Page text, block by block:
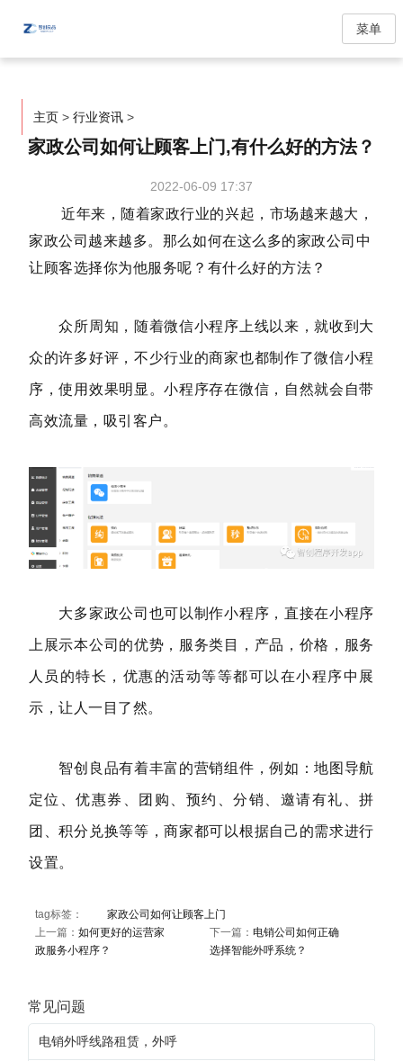
菜单
主页 > 行业资讯 >
家政公司如何让顾客上门,有什么好的方法？
2022-06-09 17:37
近年来，随着家政行业的兴起，市场越来越大，
家政公司越来越多。那么如何在这么多的家政公司中
让顾客选择你为他服务呢？有什么好的方法？
众所周知，随着微信小程序上线以来，就收到大
众的许多好评，不少行业的商家也都制作了微信小程
序，使用效果明显。小程序存在微信，自然就会自带
高效流量，吸引客户。
大多家政公司也可以制作小程序，直接在小程序
上展示本公司的优势，服务类目，产品，价格，服务
人员的特长，优惠的活动等等都可以在小程序中展
示，让人一目了然。
智创良品有着丰富的营销组件，例如：地图导航
定位、优惠券、团购、预约、分销、邀请有礼、拼
团、积分兑换等等，商家都可以根据自己的需求进行
设置。
tag标签： 家政公司如何让顾客上门
上一篇： 如何更好的运营家
政服务小程序？
下一篇： 电销公司如何正确
选择智能外呼系统？
常见问题
电销外呼线路租赁，外呼